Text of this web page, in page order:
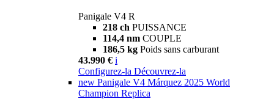
Panigale V4 R
218 ch PUISSANCE
114,4 nm COUPLE
186,5 kg Poids sans carburant
43.990 € i
Configurez-la Découvrez-la
new Panigale V4 Márquez 2025 World
Champion Replica